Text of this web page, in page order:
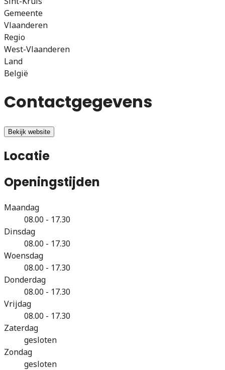
Gemeente
Vlaanderen
Regio
West-Vlaanderen
Land
België
Contactgegevens
Bekijk website
Locatie
Openingstijden
Maandag
08.00 - 17.30
Dinsdag
08.00 - 17.30
Woensdag
08.00 - 17.30
Donderdag
08.00 - 17.30
Vrijdag
08.00 - 17.30
Zaterdag
gesloten
Zondag
gesloten